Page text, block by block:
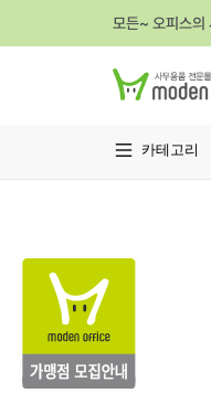
모든~ 오피스의
카테고리